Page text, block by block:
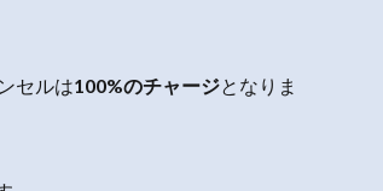
セルは100%のチャージとなりま